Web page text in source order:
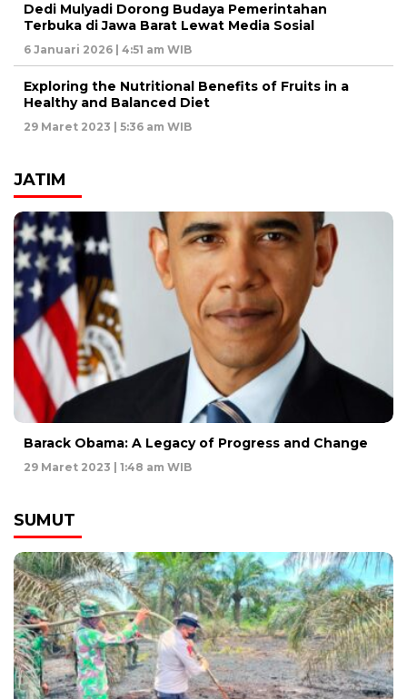
Dedi Mulyadi Dorong Budaya Pemerintahan
Terbuka di Jawa Barat Lewat Media Sosial
6 Januari 2026 | 4:51 am WIB
Exploring the Nutritional Benefits of Fruits in a
Healthy and Balanced Diet
29 Maret 2023 | 5:36 am WIB
JATIM
Barack Obama: A Legacy of Progress and Change
29 Maret 2023 | 1:48 am WIB
SUMUT